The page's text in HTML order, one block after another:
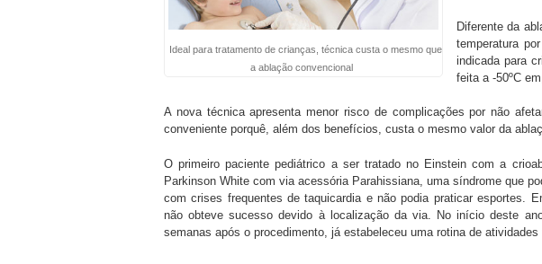
Ideal para tratamento de crianças, técnica custa o mesmo que
a ablação convencional
Diferente da
temperatura
indicada para
feita a -50ºC
A nova técnica apresenta menor risco de complicações por não
conveniente porquê, além dos benefícios, custa o mesmo valor da
O primeiro paciente pediátrico a ser tratado no Einstein com a
Parkinson White com via acessória Parahissiana, uma síndrome que
com crises frequentes de taquicardia e não podia praticar esportes.
não obteve sucesso devido à localização da via. No início deste
semanas após o procedimento, já estabeleceu uma rotina de